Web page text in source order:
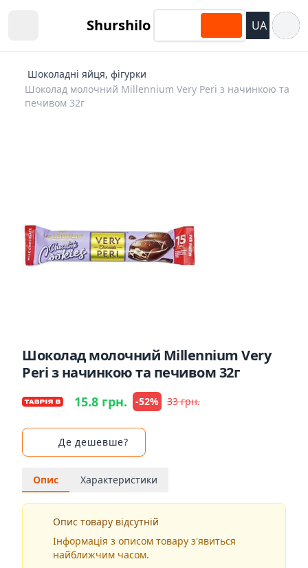
Shurshilo UA
Шоколадні яйця, фігурки
Шоколад молочний Millennium Very Peri з начинкою та
печивом 32г
Шоколад молочний Millennium Very
Peri з начинкою та печивом 32г
15.8 грн. -52% 33 грн.
Де дешевше?
Опис Характеристики
Опис товару відсутній
Інформація з описом товару з'явиться
найближчим часом.